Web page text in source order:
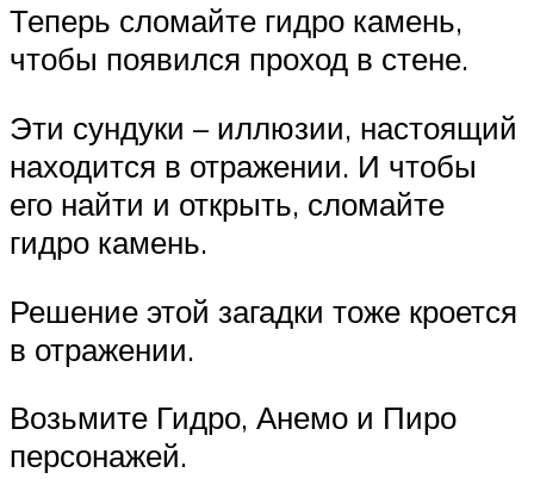
Теперь сломайте гидро камень,
чтобы появился проход в стене.
Эти сундуки – иллюзии, настоящий
находится в отражении. И чтобы
его найти и открыть, сломайте
гидро камень.
Решение этой загадки тоже кроется
в отражении.
Возьмите Гидро, Анемо и Пиро
персонажей.